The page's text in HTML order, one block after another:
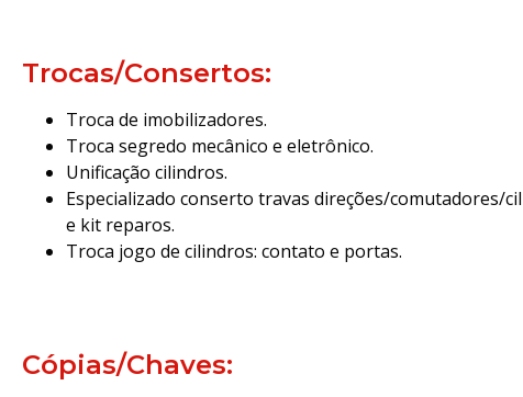
Trocas/Consertos:
Troca de imobilizadores.
Troca segredo mecânico e eletrônico.
Unificação cilindros.
Especializado conserto travas direções/comutadores/
e kit reparos.
Troca jogo de cilindros: contato e portas.
Cópias/Chaves: